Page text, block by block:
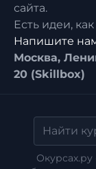
сайта.
Есть идеи,
Напишите
Москва,
20 (Skillbox)
Окурсах.ру